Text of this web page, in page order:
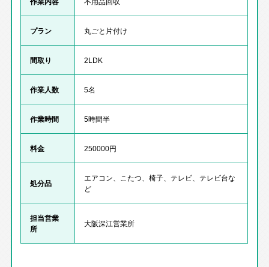
プラン 丸ごと片付け
間取り 2LDK
作業人数 5名
作業時間 5時間半
料金 250000円
処分品
エアコン、こたつ、椅子、テレビ、テレビ台な
ど
担当営業
所
大阪深江営業所